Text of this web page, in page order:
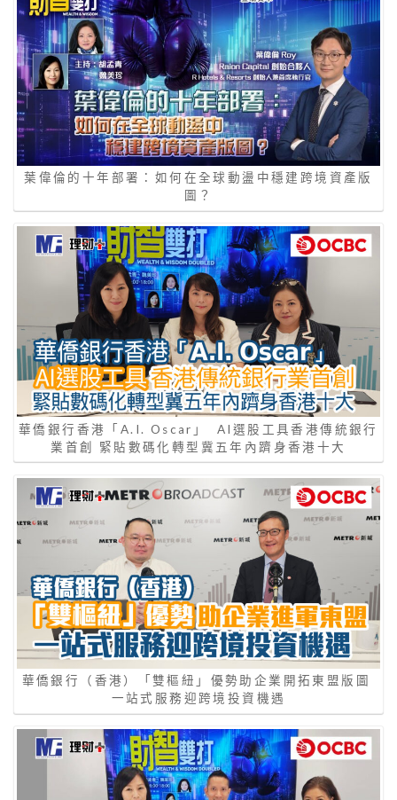
葉偉倫的十年部署：如何在全球動盪中穩建跨境資產版
圖？
華僑銀行香港「A.I. Oscar」 AI選股工具香港傳統銀行
業首創 緊貼數碼化轉型冀五年內躋身香港十大
華僑銀行（香港）「雙樞紐」優勢助企業開拓東盟版圖
一站式服務迎跨境投資機遇